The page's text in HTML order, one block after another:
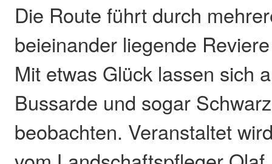
Die Route führt durch
beieinander liegende
Mit etwas Glück lassen sich
Bussarde und sogar
beobachten. Veranstaltet